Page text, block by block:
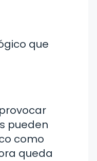
que
pueden
como
queda